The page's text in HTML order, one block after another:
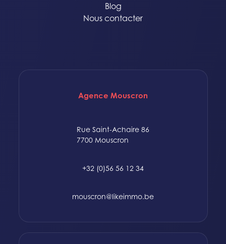
Blog
Nous contacter
Agence Mouscron
Rue Saint-Achaire 86
7700 Mouscron
+32 (0)56 56 12 34
mouscron@likeimmo.be